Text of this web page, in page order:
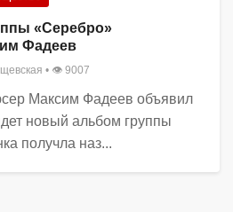
«Серебро»
Фадеев
• 👁 9007
Максим Фадеев объявил
новый альбом группы
получла наз...